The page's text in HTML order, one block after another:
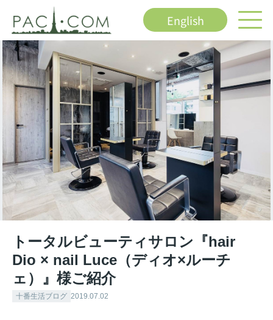
English
トータルビューティサロン『hair
Dio × nail Luce（ディオ×ルーチ
ェ）』様ご紹介
十番生活ブログ 2019.07.02